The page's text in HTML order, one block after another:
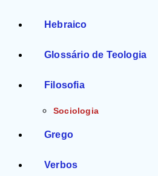
Hebraico
Glossário de Teologia
Filosofia
Sociologia
Grego
Verbos